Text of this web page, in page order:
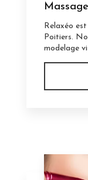
Relaxéo
Poitiers.
modelage